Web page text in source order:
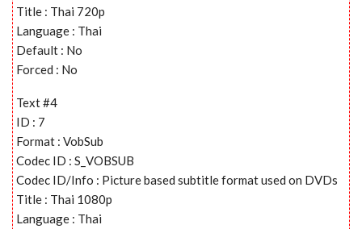
Title : Thai 720p
Language : Thai
Default : No
Forced : No
Text #4
ID : 7
Format : VobSub
Codec ID : S_VOBSUB
Codec ID/Info : Picture based subtitle format used on DVDs
Title : Thai 1080p
Language : Thai